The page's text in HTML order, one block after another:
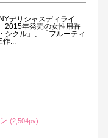
デリシャスディライ
2015年発売の女性用香
シクル」、「フルーティ
作...
(2,504pv)